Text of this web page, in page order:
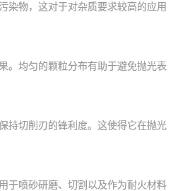
物，这对于对杂质要求较高的应用
均匀的颗粒分布有助于避免抛光表
切削刃的锋利度。这使得它在抛光
于喷砂研磨、切割以及作为耐火材料